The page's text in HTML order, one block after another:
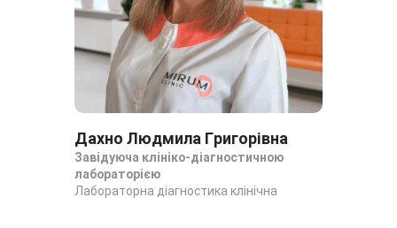
Дахно Людмила Григорівна
Завідуюча клініко-діагностичною
лабораторією
Лабораторна діагностика клінічна